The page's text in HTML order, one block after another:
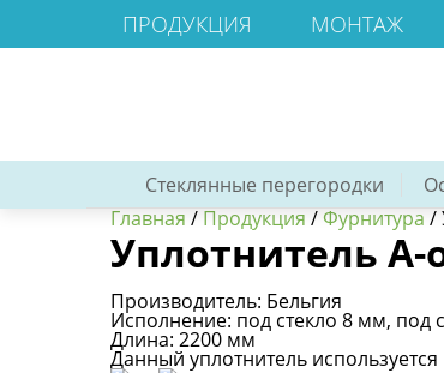
ПРОДУКЦИЯ МОНТАЖ
Стеклянные перегородки
Главная / Продукция /Фурнитура /
Уплотнитель А-
Производитель: Бельгия
Исполнение: под стекло 8 мм, под
Длина: 2200 мм
Данный уплотнитель